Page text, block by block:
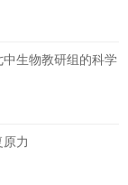
生物教研组的科学
力